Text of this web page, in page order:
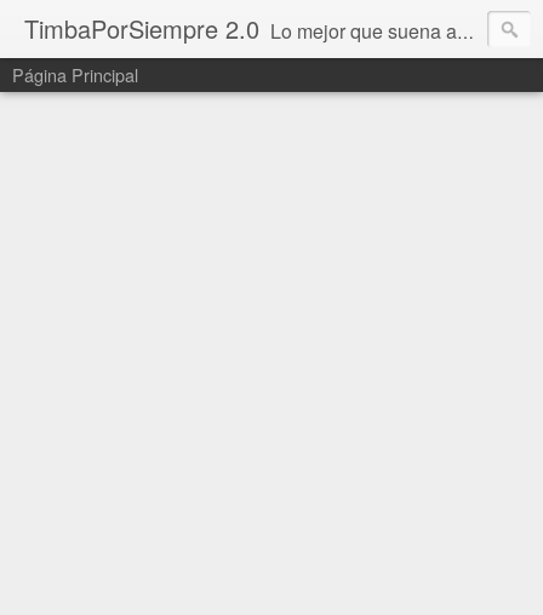
TimbaPorSiempre 2.0 Lo mejor que suena ahora!!!
Página Principal